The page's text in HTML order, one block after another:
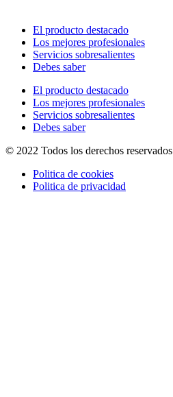
El producto destacado
Los mejores profesionales
Servicios sobresalientes
Debes saber
El producto destacado
Los mejores profesionales
Servicios sobresalientes
Debes saber
© 2022 Todos los derechos reservados
Politica de cookies
Politica de privacidad